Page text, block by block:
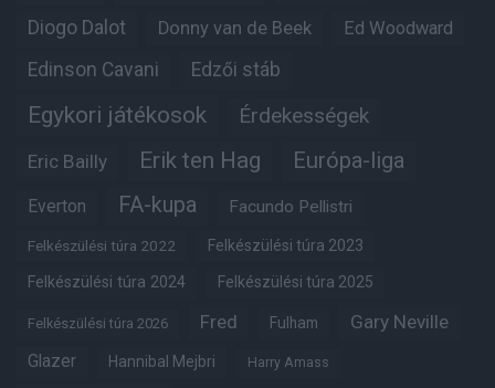
Diogo Dalot Donny van de Beek Ed Woodward
Edinson Cavani Edzői stáb
Egykori játékosok Érdekességek
Eric Bailly Erik ten Hag Európa-liga
Everton FA-kupa Facundo Pellistri
Felkészülési túra 2022 Felkészülési túra 2023
Felkészülési túra 2024 Felkészülési túra 2025
Felkészülési túra 2026 Fred Fulham Gary Neville
Glazer Hannibal Mejbri Harry Amass